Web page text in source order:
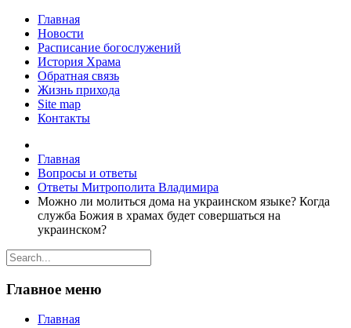
Главная
Новости
Расписание богослужений
История Храма
Обратная связь
Жизнь прихода
Site map
Контакты
Главная
Вопросы и ответы
Ответы Митрополита Владимира
Можно ли молиться дома на украинском языке? Когда
служба Божия в храмах будет совершаться на
украинском?
Главное меню
Главная